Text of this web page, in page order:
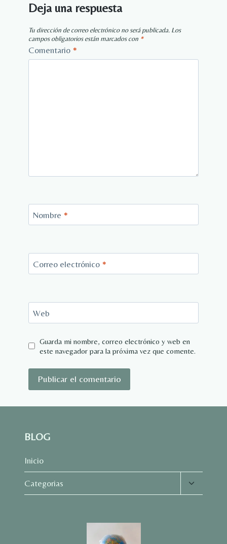
Deja una respuesta
Tu dirección de correo electrónico no será publicada. Los
campos obligatorios están marcados con *
Comentario *
Nombre *
Correo electrónico *
Web
Guarda mi nombre, correo electrónico y web en
este navegador para la próxima vez que comente.
BLOG
Inicio
Categorias
Alternar
menú